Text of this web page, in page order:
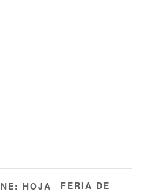
HOJA
FERIA DE